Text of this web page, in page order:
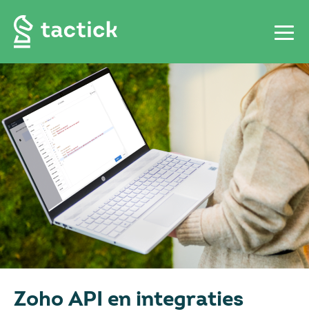
Zoho API en integraties